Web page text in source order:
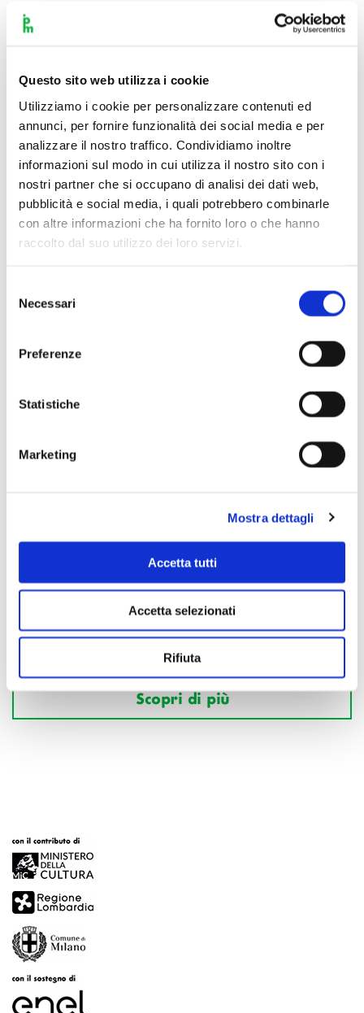
Questo sito web utilizza i cookie
Utilizziamo i cookie per personalizzare contenuti ed
annunci, per fornire funzionalità dei social media e per
analizzare il nostro traffico. Condividiamo inoltre
informazioni sul modo in cui utilizza il nostro sito con i
nostri partner che si occupano di analisi dei dati web,
pubblicità e social media, i quali potrebbero combinarle
con altre informazioni che ha fornito loro o che hanno
raccolto dal suo utilizzo dei loro servizi.
delNecessari
Preferenze
Statistiche
Marketing
Mostra dettagli
Accetta tutti
Accetta selezionati
Rifiuta
Scopri di più